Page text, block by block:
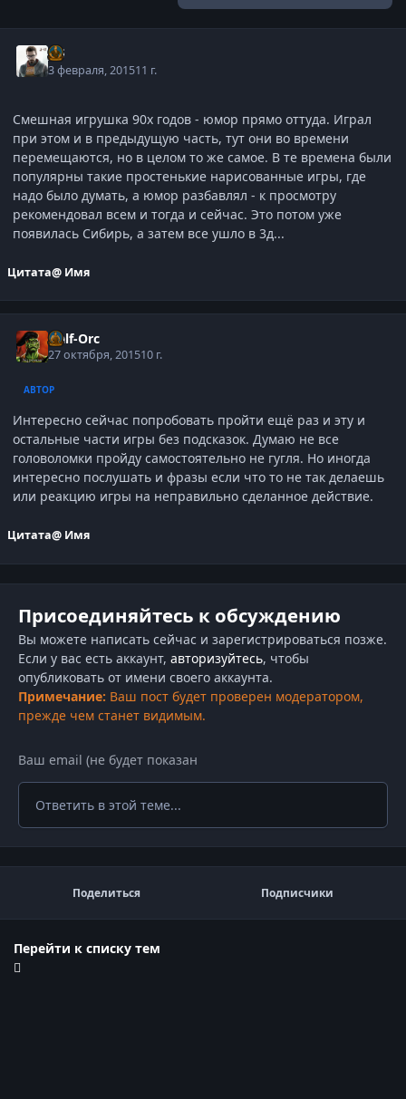
j-G
3 февраля, 201511 г.
Смешная игрушка 90х годов - юмор прямо оттуда. Играл
при этом и в предыдущую часть, тут они во времени
перемещаются, но в целом то же самое. В те времена были
популярны такие простенькие нарисованные игры, где
надо было думать, а юмор разбавлял - к просмотру
рекомендовал всем и тогда и сейчас. Это потом уже
появилась Сибирь, а затем все ушло в 3д...
Цитата@ Имя
Half-Orc
27 октября, 201510 г.
АВТОР
Интересно сейчас попробовать пройти ещё раз и эту и
остальные части игры без подсказок. Думаю не все
головоломки пройду самостоятельно не гугля. Но иногда
интересно послушать и фразы если что то не так делаешь
или реакцию игры на неправильно сделанное действие.
Цитата@ Имя
Присоединяйтесь к обсуждению
Вы можете написать сейчас и зарегистрироваться позже.
Если у вас есть аккаунт, авторизуйтесь, чтобы
опубликовать от имени своего аккаунта.
Примечание: Ваш пост будет проверен модератором,
прежде чем станет видимым.
Ответить в этой теме...
Поделиться Подписчики
Перейти к списку тем